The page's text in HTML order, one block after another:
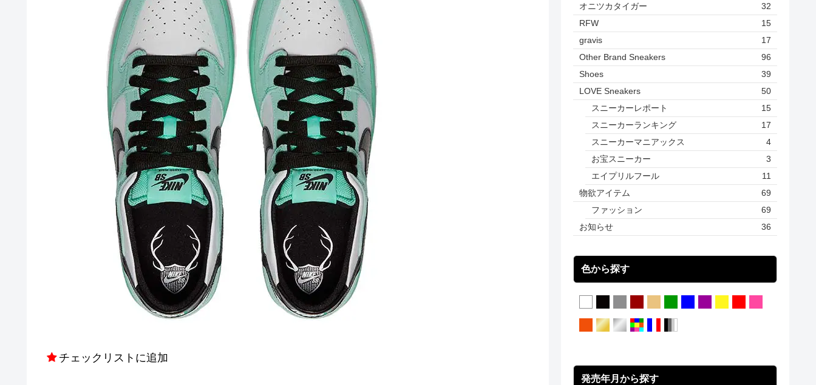
チェックリストに追加
オニツカタイガー
32
RFW
15
gravis
17
Other Brand Sneakers
96
Shoes
39
LOVE Sneakers
50
スニーカーレポート
15
スニーカーランキング
17
スニーカーマニアックス
4
お宝スニーカー
3
エイプリルフール
11
物欲アイテム
69
ファッション
69
お知らせ
36
色から探す
発売年月から探す